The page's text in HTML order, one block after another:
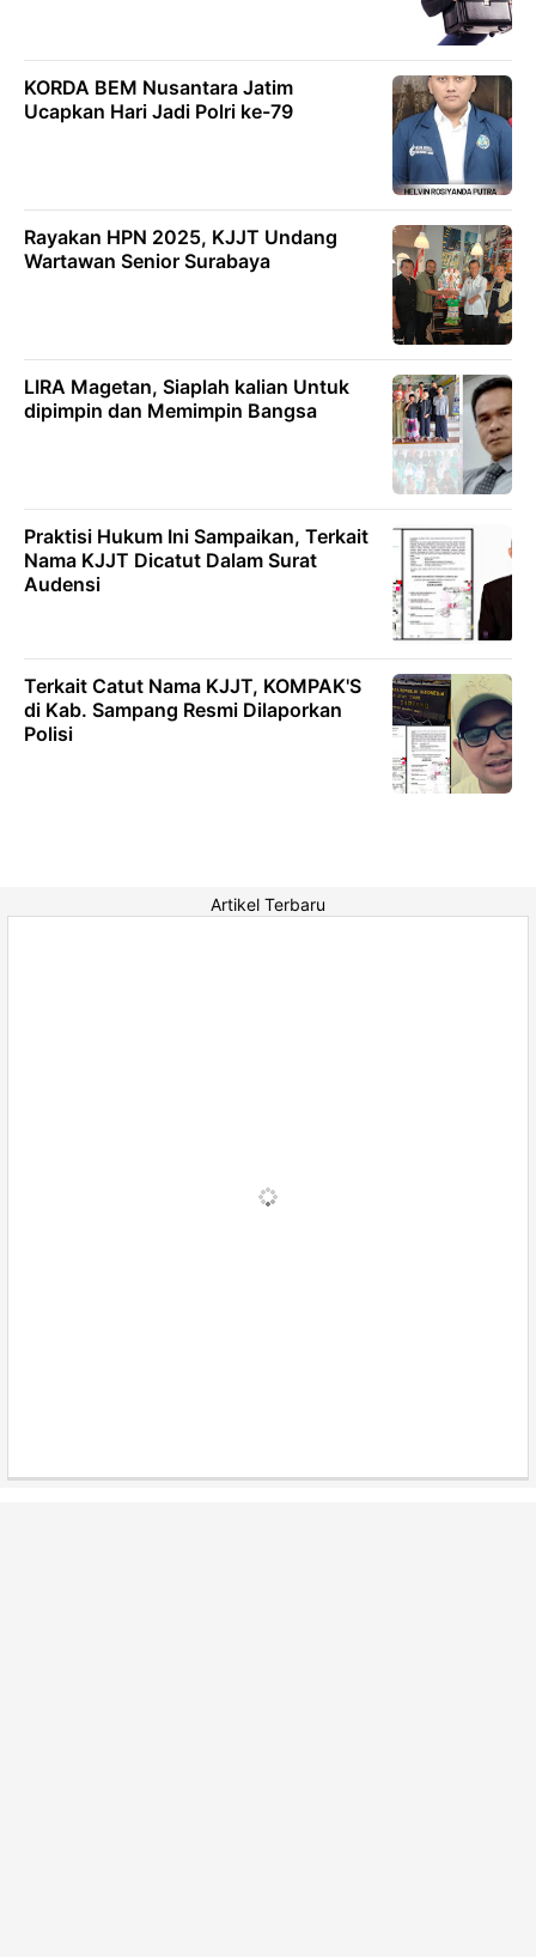
KORDA BEM Nusantara Jatim
Ucapkan Hari Jadi Polri ke-79
Rayakan HPN 2025, KJJT Undang
Wartawan Senior Surabaya
LIRA Magetan, Siaplah kalian Untuk
dipimpin dan Memimpin Bangsa
Praktisi Hukum Ini Sampaikan, Terkait
Nama KJJT Dicatut Dalam Surat
Audensi
Terkait Catut Nama KJJT, KOMPAK'S
di Kab. Sampang Resmi Dilaporkan
Polisi
Artikel Terbaru